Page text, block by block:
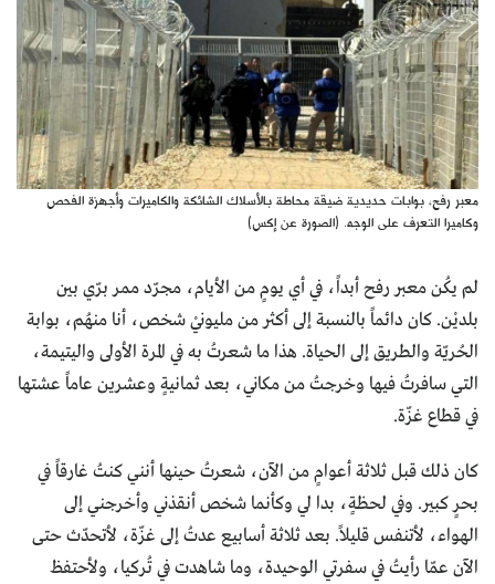
معبر رفح، بوابات حديدية ضيقة محاطة بالأسلاك الشائكة والكاميرات وأجهزة الفحص
وكاميرا التعرف على الوجه. (الصورة عن إكس)
لم يكُن معبر رفح أبداً، في أي يومٍ من الأيام، مجرّد ممر برّي بين
بلديْن. كان دائماً بالنسبة إلى أكثر من مليونيْ شخص، أنا منهُم، بوابة
الحُريّة والطريق إلى الحياة. هذا ما شعرتُ به في المرة الأولى واليتيمة،
التي سافرتُ فيها وخرجتُ من مكاني، بعد ثمانيةٍ وعشرين عاماً عشتها
في قطاع غزّة.
كان ذلك قبل ثلاثة أعوامٍ من الآن، شعرتُ حينها أنني كنتُ غارقاً في
بحرٍ كبير. وفي لحظةٍ، بدا لي وكأنما شخص أنقذني وأخرجني إلى
الهواء، لأتنفس قليلاً. بعد ثلاثة أسابيع عدتُ إلى غزّة، لأتحدّث حتى
الآن عمّا رأيتُ في سفرتي الوحيدة، وما شاهدت في تُركيا، ولأحتفظ